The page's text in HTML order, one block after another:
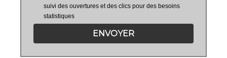
suivi des ouvertures et des clics pour des besoins
statistiques
ENVOYER